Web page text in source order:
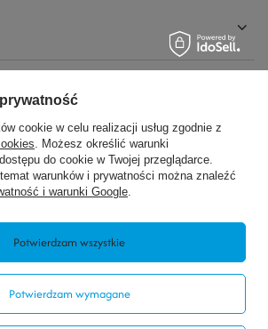
20/9 ,26-200 Końskie
cookie w celu realizacji usług zgodnie z
. Możesz określić warunki
do cookie w Twojej przeglądarce.
warunków i prywatności można znaleźć
i warunki Google.
Potwierdzam wymagane
Potwierdzam wszystkie